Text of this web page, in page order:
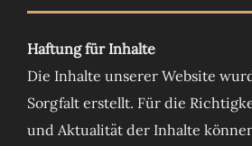
Haftung für Inhalte
Die Inhalte unserer Website
Sorgfalt erstellt. Für die
und Aktualität der Inhalte